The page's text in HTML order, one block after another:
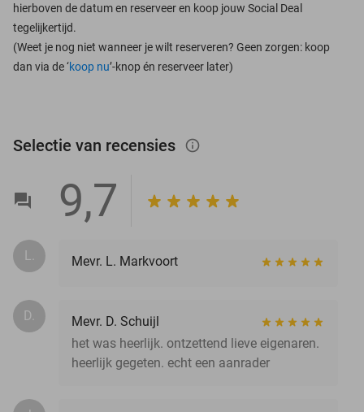
hierboven de datum en reserveer en koop jouw Social Deal
tegelijkertijd.
(Weet je nog niet wanneer je wilt reserveren? Geen zorgen: koop
dan via de ‘koop nu’-knop én reserveer later)
Selectie van recensies info_outlined
9,7
L. Mevr. L. Markvoort
D.
Mevr. D. Schuijl
het was heerlijk. ontzettend lieve eigenaren.
heerlijk gegeten. echt een aanrader